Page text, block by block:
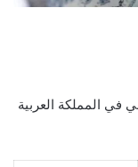
في المملكة العربية